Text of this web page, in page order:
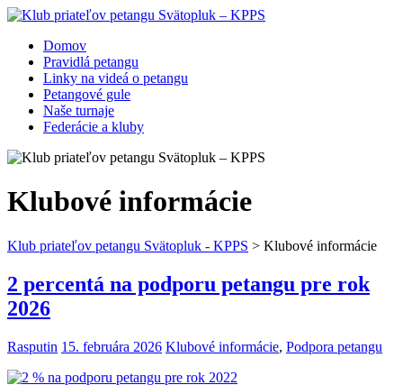
Domov
Pravidlá petangu
Linky na videá o petangu
Petangové gule
Naše turnaje
Federácie a kluby
Klubové informácie
Klub priateľov petangu Svätopluk - KPPS > Klubové informácie
2 percentá na podporu petangu pre rok
2026
Rasputin 15. februára 2026 Klubové informácie, Podpora petangu